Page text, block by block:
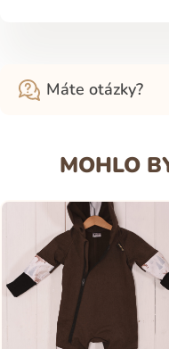
Máte otázky?
MOHLO